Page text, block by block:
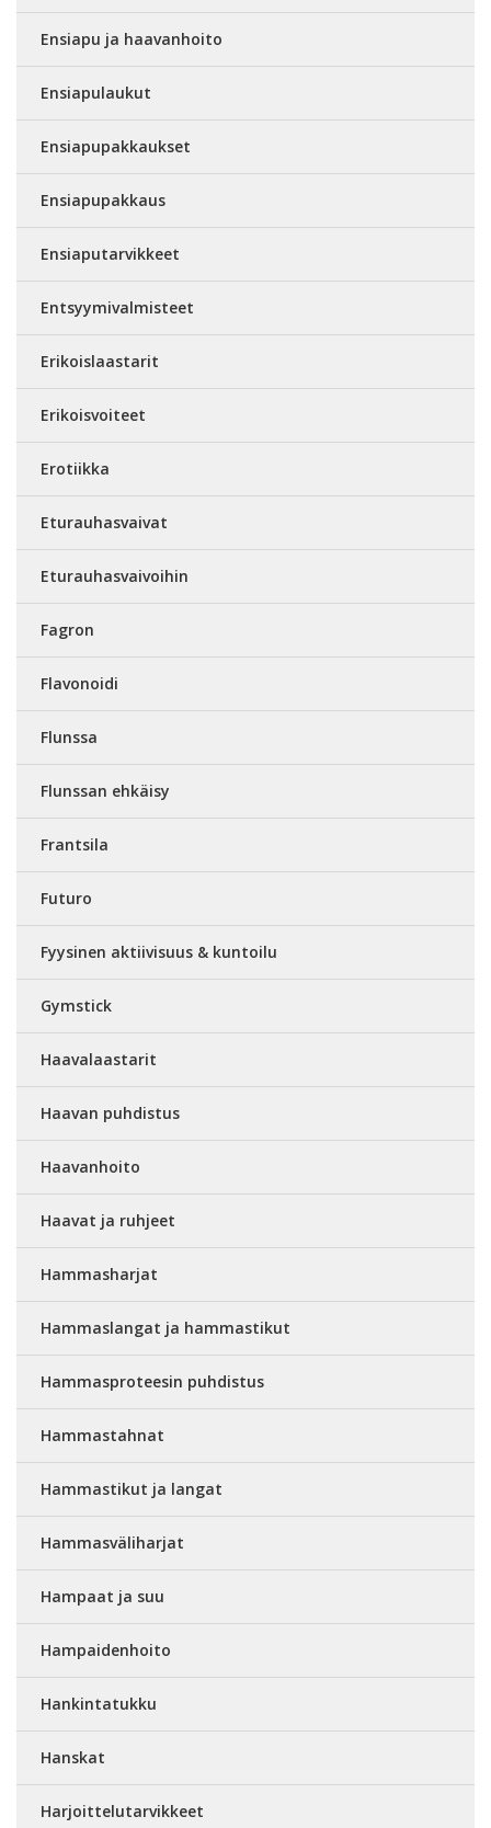
Ensiapu ja haavanhoito
Ensiapulaukut
Ensiapupakkaukset
Ensiapupakkaus
Ensiaputarvikkeet
Entsyymivalmisteet
Erikoislaastarit
Erikoisvoiteet
Erotiikka
Eturauhasvaivat
Eturauhasvaivoihin
Fagron
Flavonoidi
Flunssa
Flunssan ehkäisy
Frantsila
Futuro
Fyysinen aktiivisuus & kuntoilu
Gymstick
Haavalaastarit
Haavan puhdistus
Haavanhoito
Haavat ja ruhjeet
Hammasharjat
Hammaslangat ja hammastikut
Hammasproteesin puhdistus
Hammastahnat
Hammastikut ja langat
Hammasväliharjat
Hampaat ja suu
Hampaidenhoito
Hankintatukku
Hanskat
Harjoittelutarvikkeet